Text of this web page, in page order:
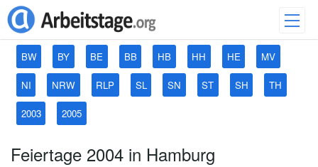
BW BY BE BB HB HH HE MV
NI NRW RLP SL SN ST SH TH
2003 2005
Feiertage 2004 in Hamburg